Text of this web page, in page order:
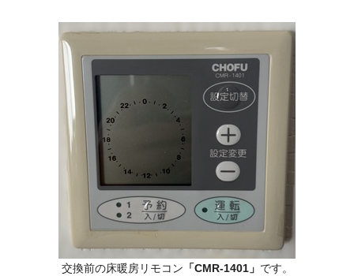
交換前の床暖房リモコン 「CMR-1401」 です。